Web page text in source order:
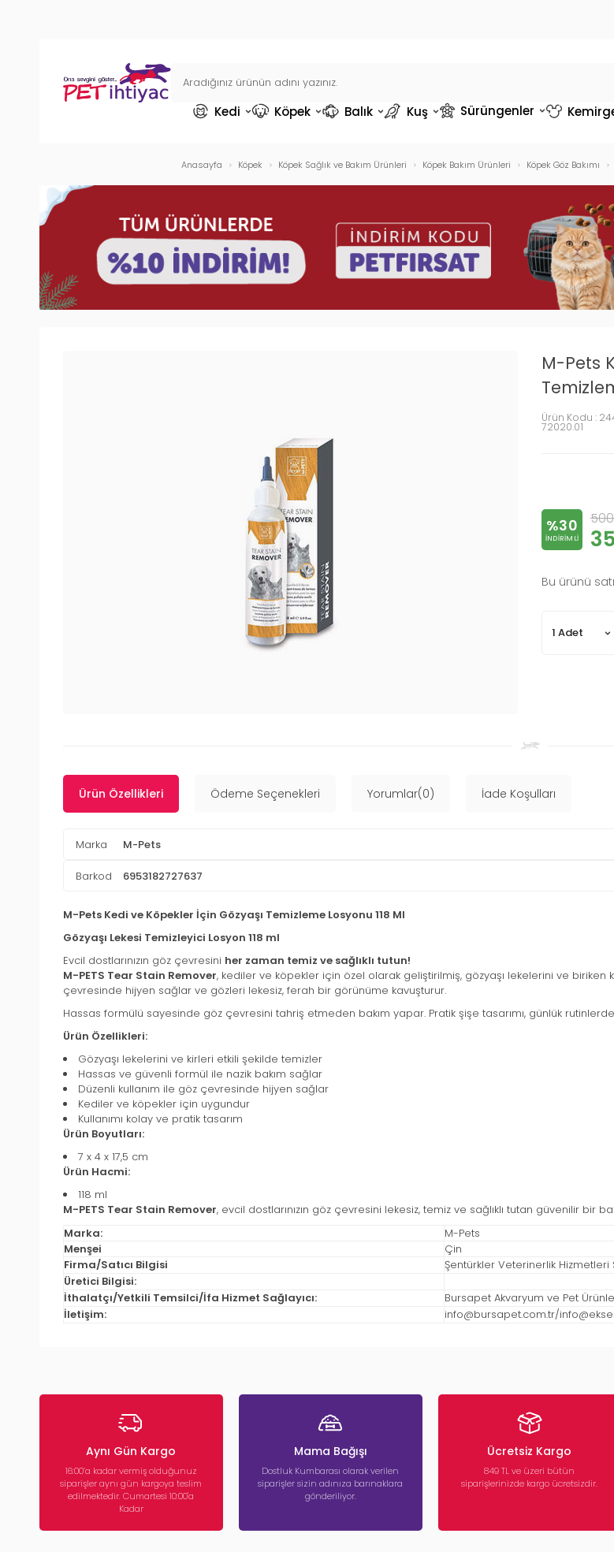
Kedi Köpek Balık Kuş Sürüngenler
Anasayfa Köpek Köpek Sağlık ve Bakım Ürünleri Köpek Bakım Ürünleri Köpek Göz Bakımı
M-Pets
Ürün Kodu :
72020.01
%30
INDIRIMLI
Bu ürünü
Ürün Özellikleri Ödeme Seçenekleri Yorumlar(0) İade Koşulları
Marka M-Pets
Barkod 6953182727637
M-Pets Kedi ve Köpekler İçin Gözyaşı Temizleme Losyonu 118 Ml
Gözyaşı Lekesi Temizleyici Losyon 118 ml
Evcil dostlarınızın göz çevresini her zaman temiz ve sağlıklı tutun!
M-PETS Tear Stain Remover, kediler ve köpekler için özel olarak geliştirilmiş, gözyaşı lekelerini ve
çevresinde hijyen sağlar ve gözleri lekesiz, ferah bir görünüme kavuşturur.
Hassas formülü sayesinde göz çevresini tahriş etmeden bakım yapar. Pratik şişe tasarımı, günlük rutinlerde
Ürün Özellikleri:
Gözyaşı lekelerini ve kirleri etkili şekilde temizler
Hassas ve güvenli formül ile nazik bakım sağlar
Düzenli kullanım ile göz çevresinde hijyen sağlar
Kediler ve köpekler için uygundur
Kullanımı kolay ve pratik tasarım
Ürün Boyutları:
7 x 4 x 17,5 cm
Ürün Hacmi:
118 ml
M-PETS Tear Stain Remover, evcil dostlarınızın göz çevresini lekesiz, temiz ve sağlıklı tutan güvenilir bir
Marka:
M-Pets
Menşei
Çin
Firma/Satıcı Bilgisi
Şentürkler Veterinerlik Hizmetleri
Üretici Bilgisi:
İthalatçı/Yetkili Temsilci/İfa Hizmet Sağlayıcı:
Bursapet Akvaryum ve Pet
İletişim:
info@bursapet.com.tr/
Aynı Gün Kargo
16:00’a kadar vermiş olduğunuz
siparişler aynı gün kargoya teslim
edilmektedir. Cumartesi 10:00'a
Kadar
Mama Bağışı
Dostluk Kumbarası olarak verilen
siparişler sizin adınıza barınaklara
gönderiliyor.
Ücretsiz Kargo
849 TL ve üzeri bütün
siparişlerinizde kargo ücretsizdir.